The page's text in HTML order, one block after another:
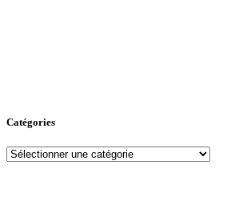
Catégories